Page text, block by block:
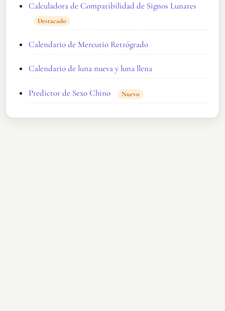
Calculadora de Compatibilidad de Signos Lunares
Destacado
Calendario de Mercurio Retrógrado
Calendario de luna nueva y luna llena
Predictor de Sexo Chino Nuevo